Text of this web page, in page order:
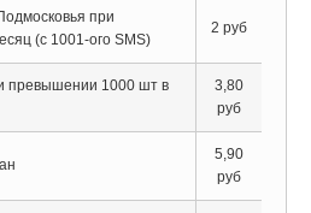
при
(с 1001-ого SMS)
2 руб
превышении 1000 шт в
3,80
руб
5,90
руб